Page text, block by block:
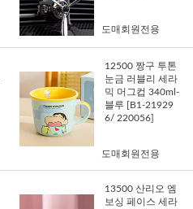
도매회원전용
12500 짱구 투톤
눈금 러블리 세라
믹 머그컵 340ml-
블루 [B1-21929
6/ 220056]
도매회원전용
13500 산리오 엠
보싱 페이스 세라